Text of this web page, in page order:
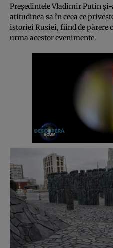
Preşedintele Vladimir Putin
atitudinea sa în ceea ce
istoriei Rusiei, fiind de părere
urma acestor evenimente.